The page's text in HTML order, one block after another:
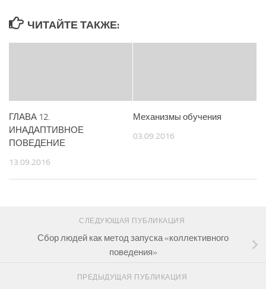
ЧИТАЙТЕ ТАКЖЕ:
ГЛАВА 12.
ИНАДАПТИВНОЕ
ПОВЕДЕНИЕ
13.09.2016
Механизмы обучения
03.09.2016
СЛЕДУЮЩАЯ ПУБЛИКАЦИЯ
Сбор людей как метод запуска «коллективного
поведения»
ПРЕДЫДУЩАЯ ПУБЛИКАЦИЯ